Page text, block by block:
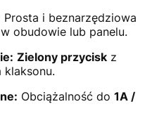
Prosta i beznarzędziowa
obudowie lub panelu.
Zielony przycisk z
klaksonu.
Obciążalność do 1A /